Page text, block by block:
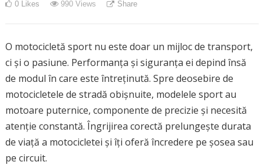
0 Likes 990Views Share
O motocicletă sport nu este doar un mijloc de transport,
ci și o pasiune. Performanța și siguranța ei depind însă
de modul în care este întreținută. Spre deosebire de
motocicletele de stradă obișnuite, modelele sport au
motoare puternice, componente de precizie și necesită
atenție constantă. Îngrijirea corectă prelungește durata
de viață a motocicletei și îți oferă încredere pe șosea sau
pe circuit.